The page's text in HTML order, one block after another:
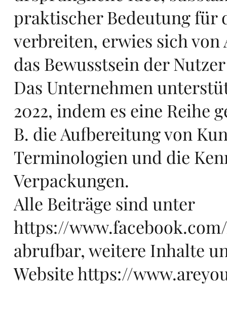
praktischer Bedeutung für
verbreiten, erwies sich
das Bewusstsein der
Das Unternehmen
2022, indem es eine Reihe
B. die Aufbereitung von
Terminologien und die
Verpackungen.
Alle Beiträge sind unter
https://
abrufbar, weitere Inhalte
Websitehttps://
n
in
Eu
ro